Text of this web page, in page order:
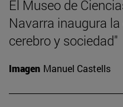
El Museo de
Navarra inaugura
cerebro y sociedad"
Imagen Manuel Castells